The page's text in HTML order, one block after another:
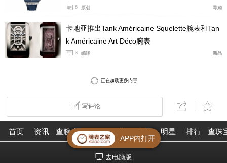
自1755年开始，江诗丹顿就从未停止过生产，且一直
保持着不错的出品和销售业绩。不过，江诗丹顿也有令人
诟病的地方。无论其历史还是当今，江诗丹顿都是一家将
6 原创 导购
卡地亚推出Tank Américaine Squelette腕表和Tan
k Américaine Art Déco腕表
3 编译 新品
正在加载更多内容
写评论
首页 资讯 查腕表 论坛 作业 明星 排行 查珠
去电脑版
APP内打开